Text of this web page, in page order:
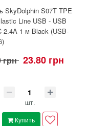
SkyDolphin S07T TPE
Line USB - USB
2.4A 1 м Black (USB-
грн 23.80 грн
шт.
Купить